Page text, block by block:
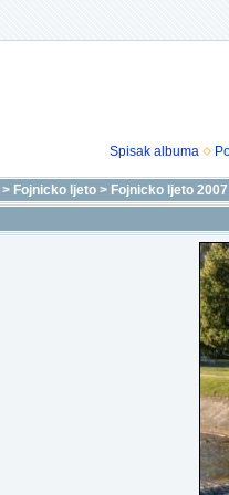
Spisak albuma
> Fojnicko ljeto > Fojnicko ljeto